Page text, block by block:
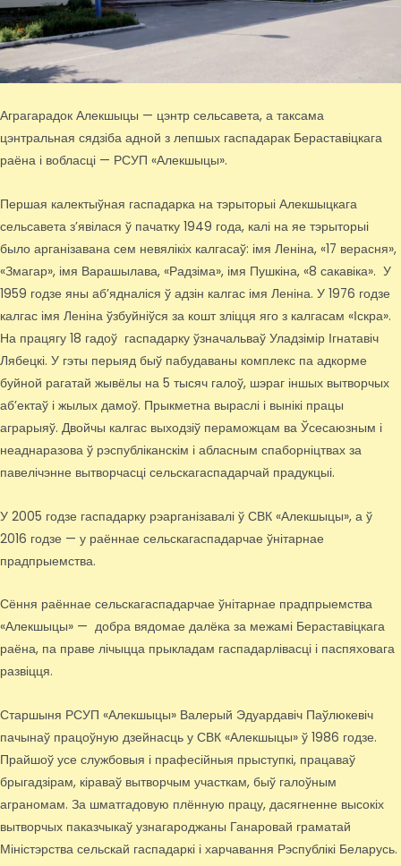
Аграгарадок Алекшыцы — цэнтр сельсавета, а таксама
цэнтральная сядзіба адной з лепшых гаспадарак Бераставіцкага
раёна і вобласці — РСУП «Алекшыцы».
Першая калектыўная гаспадарка на тэрыторыі Алекшыцкага
сельсавета з’явілася ў пачатку 1949 года, калі на яе тэрыторыі
было арганізавана сем невялікіх калгасаў: імя Леніна, «17 верасня»,
«Змагар», імя Варашылава, «Радзіма», імя Пушкіна, «8 сакавіка». У
1959 годзе яны аб’ядналіся ў адзін калгас імя Леніна. У 1976 годзе
калгас імя Леніна ўзбуйніўся за кошт зліцця яго з калгасам «Іскра».
На працягу 18 гадоў гаспадарку ўзначальваў Уладзімір Ігнатавіч
Лябецкі. У гэты перыяд быў пабудаваны комплекс па адкорме
буйной рагатай жывёлы на 5 тысяч галоў, шэраг іншых вытворчых
аб’ектаў і жылых дамоў. Прыкметна выраслі і вынікі працы
аграрыяў. Двойчы калгас выходзіў пераможцам ва Ўсесаюзным і
неаднаразова ў рэспубліканскім і абласным спаборніцтвах за
павелічэнне вытворчасці сельскагаспадарчай прадукцыі.
У 2005 годзе гаспадарку рэарганізавалі ў СВК «Алекшыцы», а ў
2016 годзе — у раённае сельскагаспадарчае ўнітарнае
прадпрыемства.
Сёння раённае сельскагаспадарчае ўнітарнае прадпрыемства
«Алекшыцы» — добра вядомае далёка за межамі Бераставіцкага
раёна, па праве лічыцца прыкладам гаспадарлівасці і паспяховага
развіцця.
Старшыня РСУП «Алекшыцы» Валерый Эдуардавіч Паўлюкевіч
пачынаў працоўную дзейнасць у СВК «Алекшыцы» ў 1986 годзе.
Прайшоў усе службовыя і прафесійныя прыступкі, працаваў
брыгадзірам, кіраваў вытворчым участкам, быў галоўным
аграномам. За шматгадовую плённую працу, дасягненне высокіх
вытворчых паказчыкаў узнагароджаны Ганаровай граматай
Міністэрства сельскай гаспадаркі і харчавання Рэспублікі Беларусь.